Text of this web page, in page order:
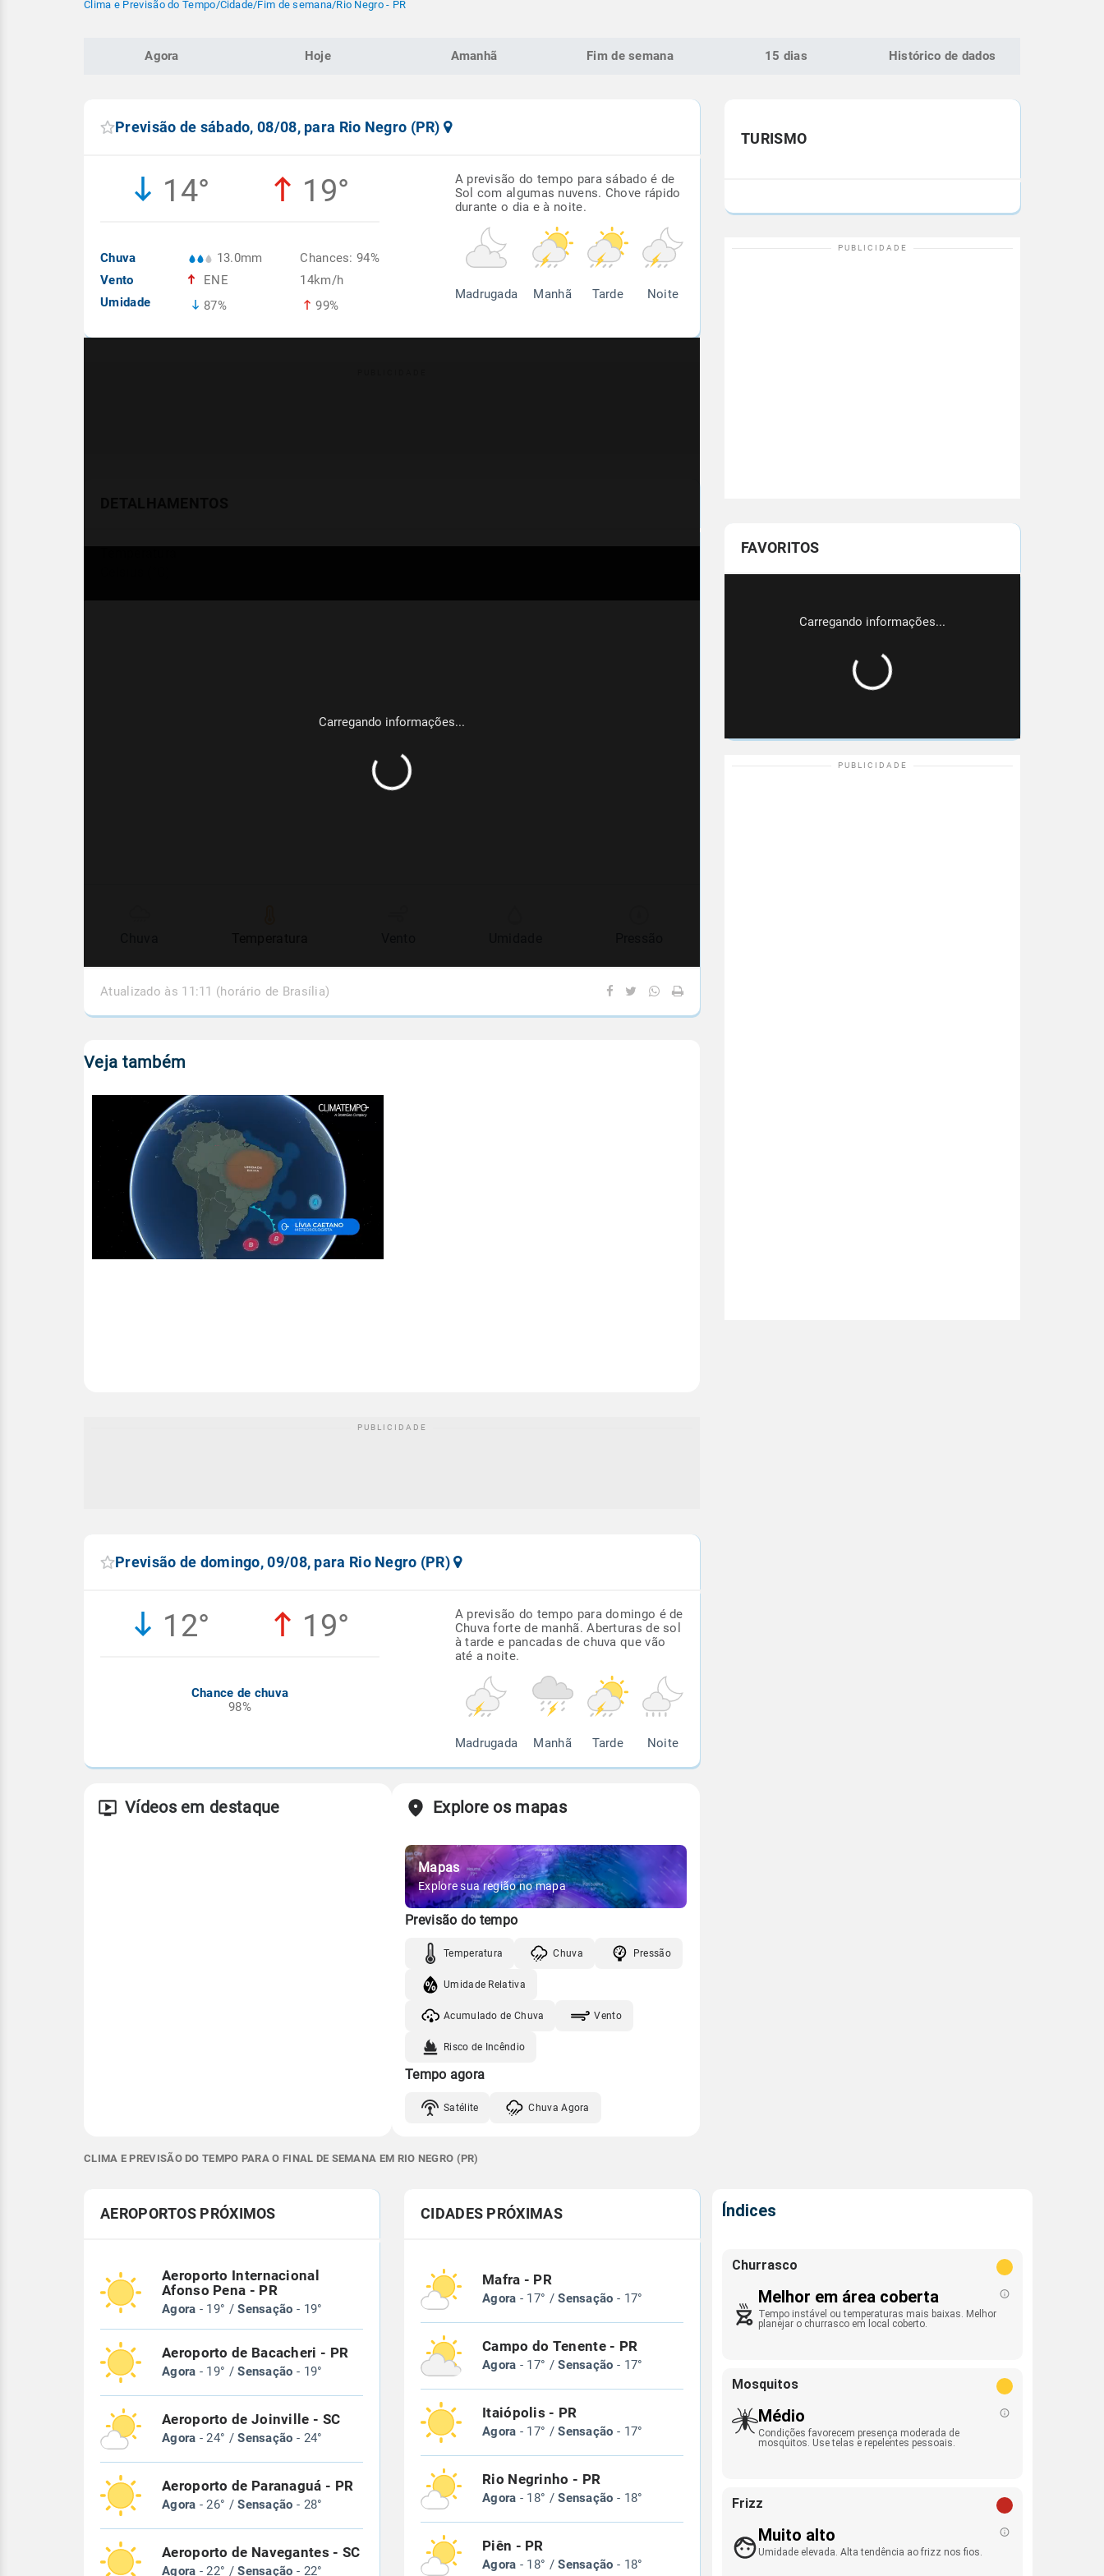
Clima e Previsão do Tempo/Cidade/Fim de semana/Rio Negro - PR
Agora Hoje Amanhã Fim de semana 15 dias Histórico de dados
Previsão de sábado, 08/08, para Rio Negro (PR)
14° 19°
Chuva
Vento
Umidade
13.0mm
ENE
87%
Chances: 94%
14km/h
99%
A previsão do tempo para sábado é de
Sol com algumas nuvens. Chove rápido
durante o dia e à noite.
Madrugada Manhã Tarde Noite
Atualizado às 11:11 (horário de Brasília)
Veja também
Previsão de domingo, 09/08, para Rio Negro (PR)
12° 19°
Chance de chuva
98%
A previsão do tempo para domingo é de
Chuva forte de manhã. Aberturas de sol
à tarde e pancadas de chuva que vão
até a noite.
Madrugada Manhã Tarde Noite
Vídeos em destaque Explore os mapas
Mapas
Explore sua região no mapa
Previsão do tempo
Temperatura Chuva Pressão
Umidade Relativa
Acumulado de Chuva Vento
Risco de Incêndio
Tempo agora
Satélite Chuva Agora
TURISMO
FAVORITOS
CLIMA E PREVISÃO DO TEMPO PARA O FINAL DE SEMANA EM RIO NEGRO (PR)
AEROPORTOS PRÓXIMOS
Aeroporto Internacional
Afonso Pena - PR
Agora - 19° /Sensação - 19°
Aeroporto de Bacacheri - PR
Agora - 19° /Sensação - 19°
Aeroporto de Joinville - SC
Agora - 24° /Sensação - 24°
Aeroporto de Paranaguá - PR
Agora - 26° /Sensação - 28°
Aeroporto de Navegantes - SC
Agora - 22° /Sensação - 22°
CIDADES PRÓXIMAS
Mafra - PR
Agora - 17° /Sensação - 17°
Campo do Tenente - PR
Agora - 17° /Sensação - 17°
Itaiópolis - PR
Agora - 17° /Sensação - 17°
Rio Negrinho - PR
Agora - 18° /Sensação - 18°
Piên - PR
Agora - 18° /Sensação - 18°
Índices
Churrasco
Melhor em área coberta
Tempo instável ou temperaturas mais baixas. Melhor
planejar o churrasco em local coberto.
Mosquitos
Médio
Condições favorecem presença moderada de
mosquitos. Use telas e repelentes pessoais.
Frizz
Muito alto
Umidade elevada. Alta tendência ao frizz nos fios.